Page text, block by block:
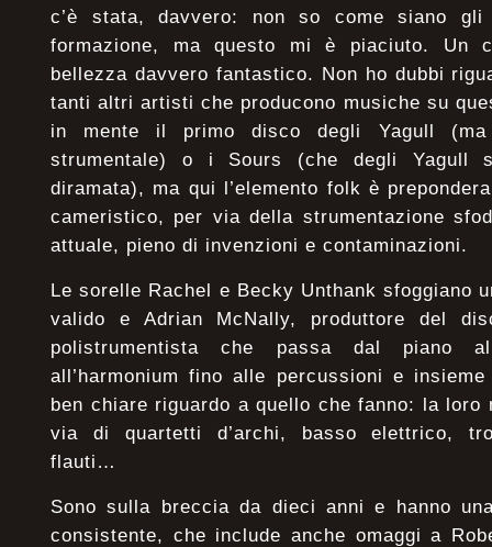
c’è stata, davvero: non so come siano
formazione, ma questo mi è piaciuto. Un
bellezza davvero fantastico. Non ho dubbi
tanti altri artisti che producono musiche su
in mente il primo disco degli Yagull
strumentale) o i Sours (che degli Yagull
diramata), ma qui l’elemento folk è
cameristico, per via della strumentazione
attuale, pieno di invenzioni e contaminazioni.
Le sorelle Rachel e Becky Unthank sfoggiano
valido e Adrian McNally, produttore del
polistrumentista che passa dal piano
all’harmonium fino alle percussioni e
ben chiare riguardo a quello che fanno: la
via di quartetti d’archi, basso elettrico,
flauti…
Sono sulla breccia da dieci anni e hanno
consistente, che include anche omaggi a